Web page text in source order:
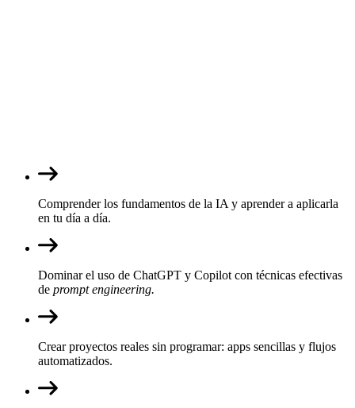
Comprender los fundamentos de la IA y aprender a aplicarla
en tu día a día.
Dominar el uso de ChatGPT y Copilot con técnicas efectivas
de prompt engineering.
Crear proyectos reales sin programar: apps sencillas y flujos
automatizados.